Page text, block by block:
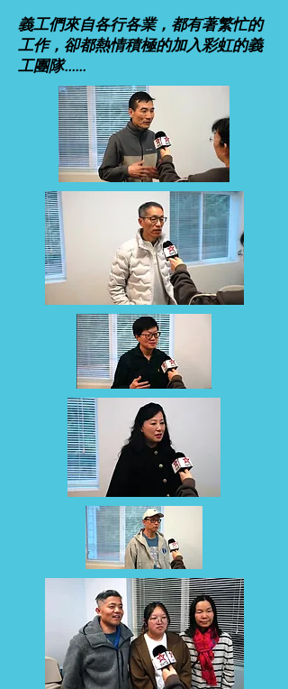
義工們來自各行各業，都有著繁忙的
工作，卻都熱情積極的加入彩虹的義
工團隊......